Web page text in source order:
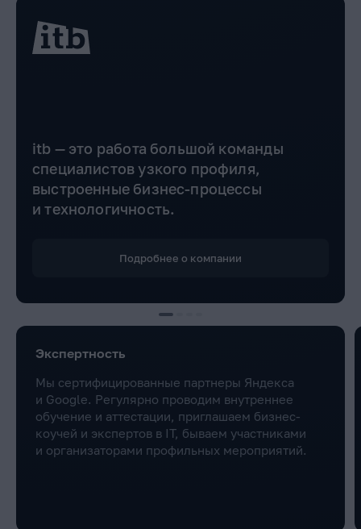
itb — это работа большой команды
специалистов узкого профиля,
выстроенные бизнес-процессы
и технологичность.
Подробнее о компании
Экспертность
Мы сертифицированные партнеры Яндекса
и Google. Регулярно проводим внутреннее
обучение и аттестации, приглашаем бизнес-
коучей и экспертов в IT, бываем участниками
и организаторами профильных мероприятий.